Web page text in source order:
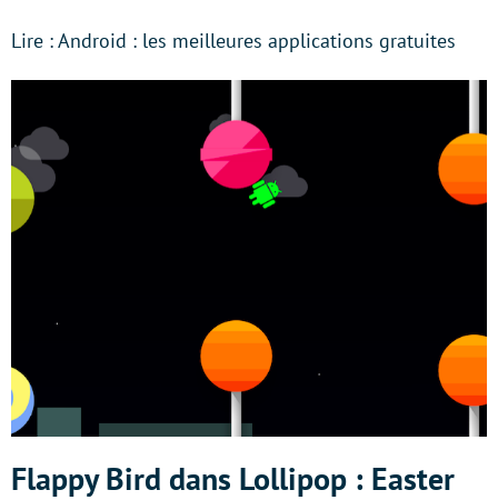
Lire : Android : les meilleures applications gratuites
Flappy Bird dans Lollipop : Easter